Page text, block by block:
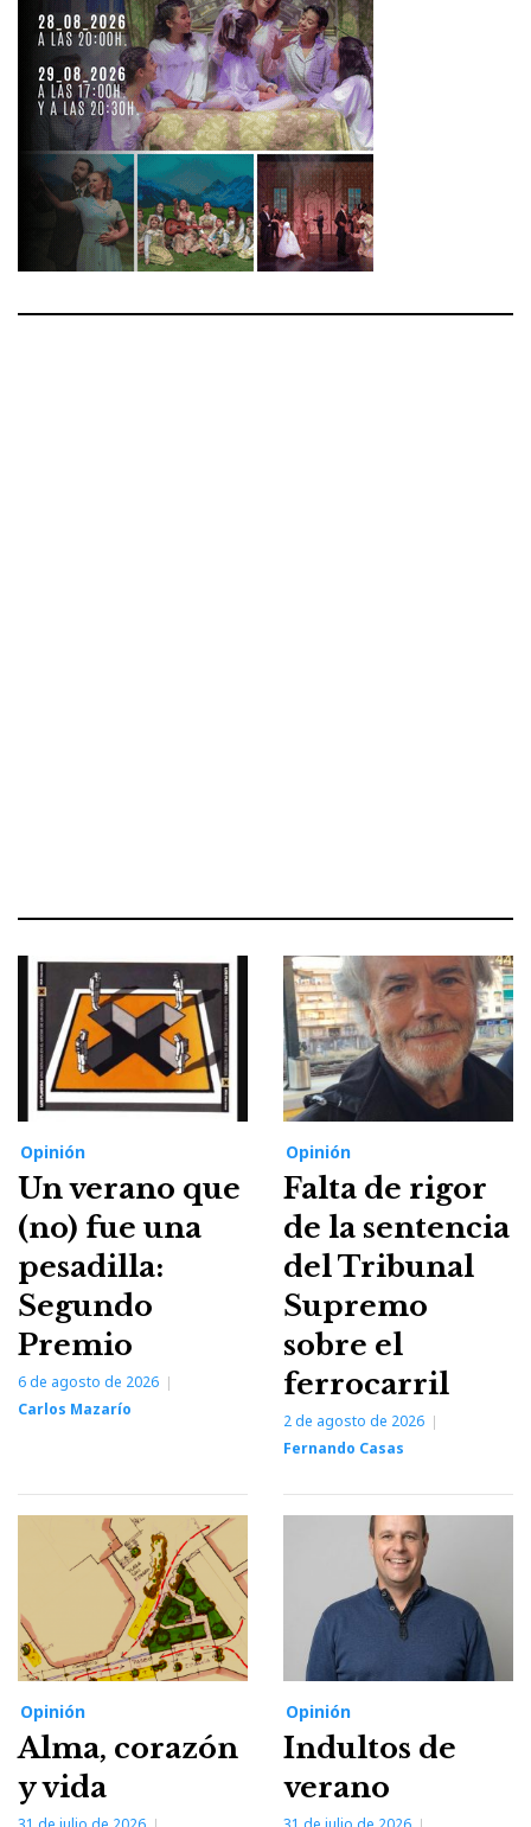
Opinión
Un verano que
(no) fue una
pesadilla:
Segundo
Premio
6 de agosto de 2026
Carlos Mazarío
Opinión
Falta de rigor
de la sentencia
del Tribunal
Supremo
sobre el
ferrocarril
2 de agosto de 2026
Fernando Casas
Opinión
Alma, corazón
y vida
Opinión
Indultos de
verano